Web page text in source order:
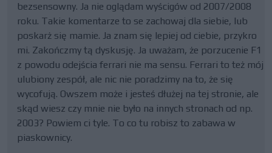
bezsensowny. Ja nie oglądam wyścigów od 2007/2008
roku. Takie komentarze to se zachowaj dla siebie, lub
poskarż się mamie. Ja znam się lepiej od ciebie, przykro
mi. Zakończmy tą dyskusję. Ja uważam, że porzucenie F1
z powodu odejścia ferrari nie ma sensu. Ferrari to też mój
ulubiony zespół, ale nic nie poradzimy na to, że się
wycofują. Owszem może i jesteś dłużej na tej stronie, ale
skąd wiesz czy mnie nie było na innych stronach od np.
2003? Powiem ci tyle. To co tu robisz to zabawa w
piaskownicy.